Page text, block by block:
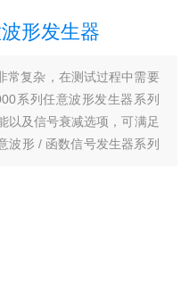
形发生器
常复杂，在测试过程中需要
系列任意波形发生器系列
以及信号衰减选项，可满足
波形 / 函数信号发生器系列